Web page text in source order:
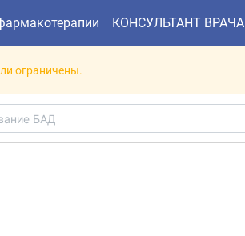
КОНСУЛЬТАНТ ВРАЧА
ограничены.